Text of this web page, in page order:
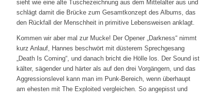
sieht wie eine alte Tuschezeichnung aus dem Mittelalter aus und
schlägt damit die Brücke zum Gesamtkonzept des Albums, das
den Rückfall der Menschheit in primitive Lebensweisen anklagt.
Kommen wir aber mal zur Mucke! Der Opener „Darkness“ nimmt
kurz Anlauf, Hannes beschwört mit düsterem Sprechgesang
„Death Is Coming“, und danach bricht die Hölle los. Der Sound ist
kälter, sägender und härter als auf den drei Vorgängern, und das
Aggressionslevel kann man im Punk-Bereich, wenn überhaupt
am ehesten mit The Exploited vergleichen. So angepisst und